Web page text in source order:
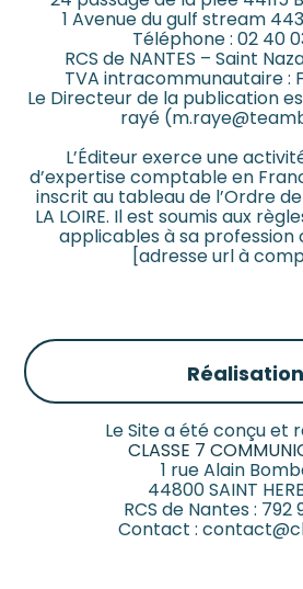
1 Avenue du gulf stream
Téléphone : 02 40
RCS de NANTES – Saint
TVA intracommunautaire :
Le Directeur de la publication
rayé
L’Éditeur exerce une
d’expertise comptable en
inscrit au tableau de l’Ordre de
LA LOIRE. Il est soumis aux
applicables à sa profession
[adresse url à
Réalisation
Le Site a été conçu et
CLASSE 7
1 rue Alain
44800 SAINT
RCS de Nantes : 792
Contact :